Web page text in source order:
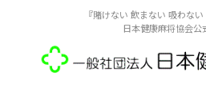
『賭けない 飲まない 吸わない
日本健康麻将協会公